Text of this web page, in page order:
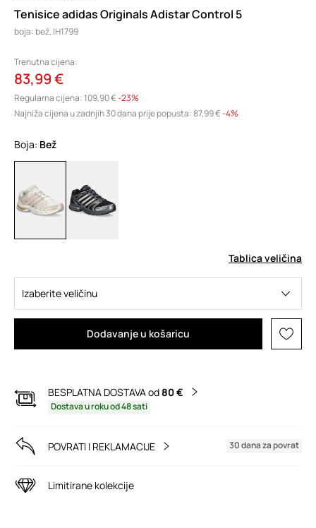
Tenisice adidas Originals Adistar Control 5
boja: bež, IH1799
Trenutna cijena:
83,99 €
Regularna cijena:109,90 €-23%
Najniža cijena u zadnjih 30 dana prije popusta:87,99 € -4%
Boja: bež
Tablica veličina
Izaberite veličinu
Dodavanje u košaricu
BESPLATNA DOSTAVA od80 €
Dostava u roku od 48 sati
POVRATI I REKLAMACIJE 30 dana za povrat
Limitirane kolekcije